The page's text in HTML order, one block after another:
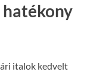
hatékony
italok kedvelt